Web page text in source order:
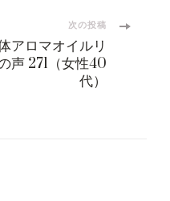
次の投稿
アロマオイルリ
声 271（女性40
代）